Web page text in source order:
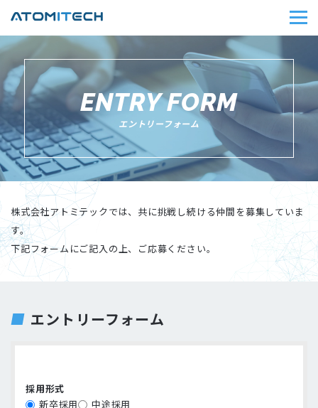
ENTRY FORM
エントリーフォーム
株式会社アトミテックでは、共に挑戦し続ける仲間を募集していま
す。
下記フォームにご記入の上、ご応募ください。
エントリーフォーム
採用形式
新卒採用
中途採用